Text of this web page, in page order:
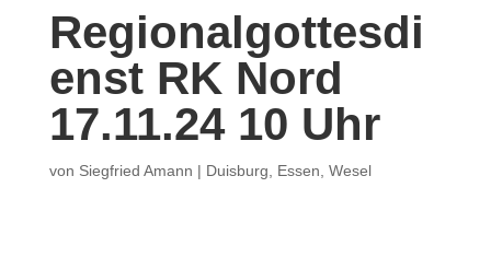
Regionalgottesdi
enst RK Nord
17.11.24 10 Uhr
von Siegfried Amann | Duisburg Essen Wesel